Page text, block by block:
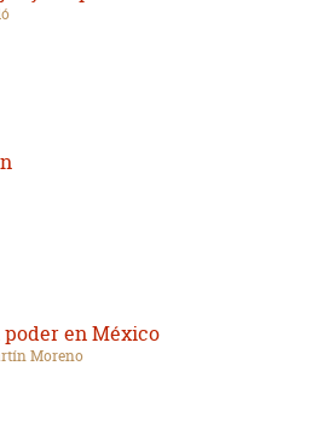
en México
Moreno